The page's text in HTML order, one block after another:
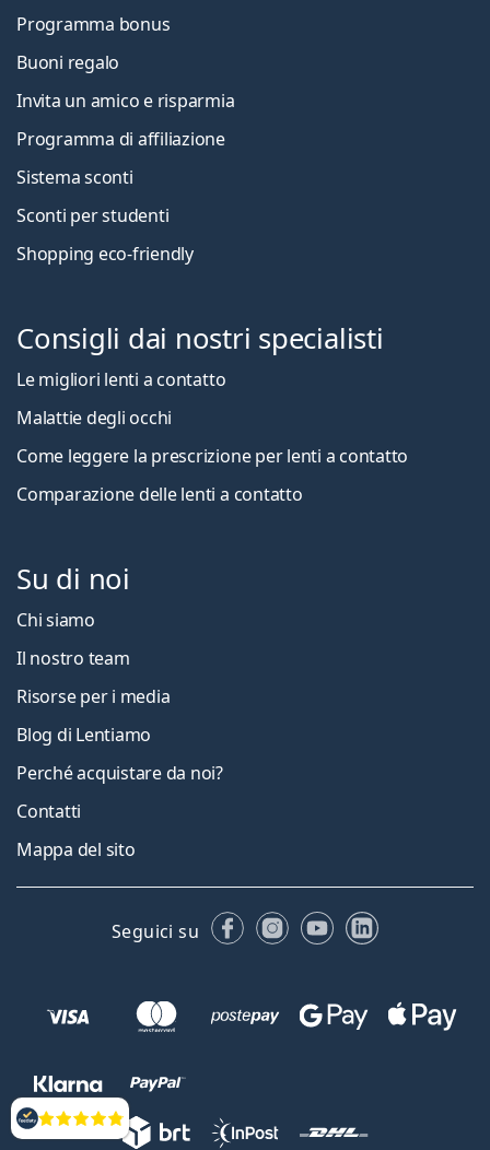
Valutazione
Programma bonus
Buoni regalo
Invita un amico e risparmia
Programma di affiliazione
Sistema sconti
Sconti per studenti
Shopping eco-friendly
Consigli dai nostri specialisti
Le migliori lenti a contatto
Malattie degli occhi
Come leggere la prescrizione per lenti a contatto
Comparazione delle lenti a contatto
Su di noi
Chi siamo
Il nostro team
Risorse per i media
Blog di Lentiamo
Perché acquistare da noi?
Contatti
Mappa del sito
Seguici su FacebookInstagram
YouTubeLinkedIn